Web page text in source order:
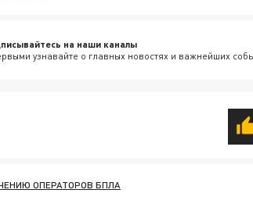
на наши каналы
узнавайте о главных новостях и важнейших
ОПЕРАТОРОВ БПЛА